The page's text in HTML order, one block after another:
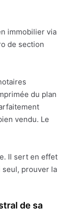
immobilier via
de section
du plan
vendu. Le
Il sert en effet
seul, prouver la
de sa